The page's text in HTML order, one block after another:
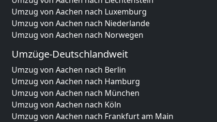
Umzug von Aachen nach Luxemburg
Umzug von Aachen nach Niederlande
Umzug von Aachen nach Norwegen
Umzüge-Deutschlandweit
Umzug von Aachen nach Berlin
Umzug von Aachen nach Hamburg
Umzug von Aachen nach München
Umzug von Aachen nach Köln
Umzug von Aachen nach Frankfurt am Main